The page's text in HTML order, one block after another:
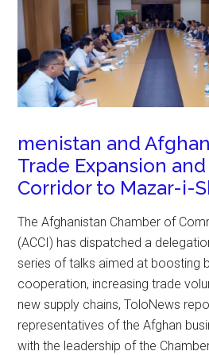
menistan and
Trade Expansion
Corridor to Mazar-i-
The Afghanistan Chamber of
(ACCI) has dispatched a
series of talks aimed at boosting
cooperation, increasing trade
new supply chains, ToloNews
representatives of the Afghan
with the leadership of the